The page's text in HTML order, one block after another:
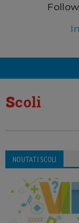
scoli
NOUTATI SCOLI